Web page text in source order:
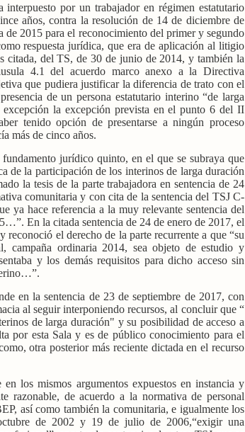
por un trabajador en régimen estatutario
años, contra la resolución de 14 de diciembre de
de 2015 para el reconocimiento del primer y segundo
respuesta jurídica, que era de aplicación al litigio
citada, del TS, de 30 de junio de 2014, y también la
4.1 del acuerdo marco anexo a la Directiva
que pudiera justificar la diferencia de trato con el
de un persona estatutario interino “de larga
la excepción prevista en el punto 6 del II
tenido opción de presentarse a ningún proceso
más de cinco años.
jurídico quinto, en el que se subraya que
de la participación de los interinos de larga duración
la tesis de la parte trabajadora en sentencia de 24
comunitaria y con cita de la sentencia del TSJ C-
ya hace referencia a la muy relevante sentencia del
En la citada sentencia de 24 de enero de 2017, el
reconoció el derecho de la parte recurrente a que “su
campaña ordinaria 2014, sea objeto de estudio y
y los demás requisitos para dicho acceso sin
en la sentencia de 23 de septiembre de 2017, con
al seguir interponiendo recursos, al concluir que “
de larga duración" y su posibilidad de acceso a
por esta Sala y es de público conocimiento para el
otra posterior más reciente dictada en el recurso
los mismos argumentos expuestos en instancia y
razonable, de acuerdo a la normativa de personal
así como también la comunitaria, e igualmente los
de 2002 y 19 de julio de 2006,“exigir una